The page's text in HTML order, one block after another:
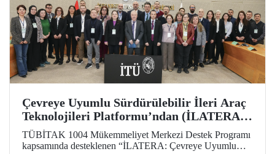
Çevreye Uyumlu Sürdürülebilir İleri Araç
Teknolojileri Platformu’ndan (İLATERA)
2’nci Danışma Kurulu Toplantıları
TÜBİTAK 1004 Mükemmeliyet Merkezi Destek Programı
kapsamında desteklenen “İLATERA: Çevreye Uyumlu